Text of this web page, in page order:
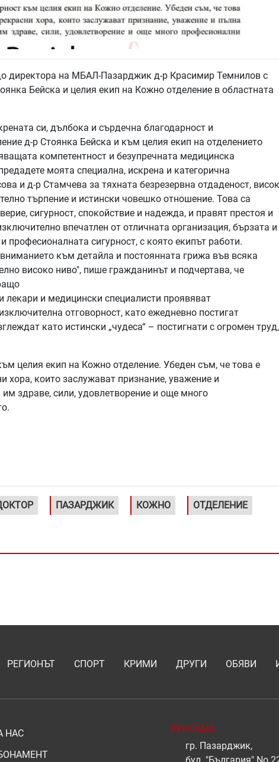
директора на МБАЛ-Пазарджик д-р Красимир Темнилов с
Бейска и целия екип на Кожно отделение в областната
си, дълбока и сърдечна благодарност и
д-р Стоянка Бейска и към целия екип на отделението
компетентност и безупречната медицинска
моята специална, искрена и категорична
и д-р Стамчева за тяхната безрезервна отдаденост, висок
търпение и истински човешко отношение. Това са
сигурност, спокойствие и надежда, и правят престоя и
впечатлен от отличната организация, бързата и
професионалната сигурност, с която екипът работи.
към детайла и постоянната грижа във всяка
високо ниво", пише гражданинът и подчертава, че
и медицински специалисти проявяват
отговорност, като ежедневно постигат
като истински „чудеса“ – постигнати с огромен труд,
целия екип на Кожно отделение. Убеден съм, че това е
хора, които заслужават признание, уважение и
здраве, сили, удовлетворение и още много
ПАЗАРДЖИК КОЖНО ОТДЕЛЕНИЕ
РЕГИОНЪТ СПОРТ КРИМИ ДРУГИ ОБЯВИ
НАС
РЕКЛАМА
гр. Пазарджик,
бул. "България" No